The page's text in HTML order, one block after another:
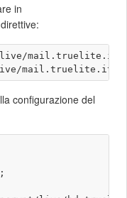
in
mail.truelite.it/
configurazione del